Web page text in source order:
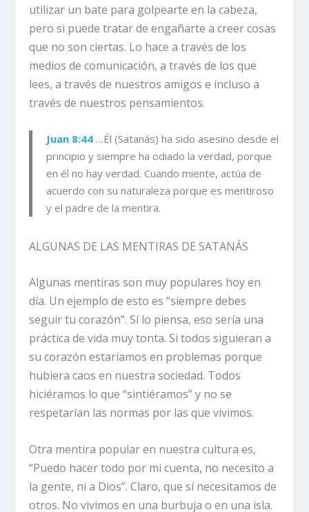
utilizar un bate para golpearte en la cabeza,
pero si puede tratar de engañarte a creer cosas
que no son ciertas. Lo hace a través de los
medios de comunicación, a través de los que
lees, a través de nuestros amigos e incluso a
través de nuestros pensamientos.
Juan 8:44 …Él (Satanás) ha sido asesino desde el
principio y siempre ha odiado la verdad, porque
en él no hay verdad. Cuando miente, actúa de
acuerdo con su naturaleza porque es mentiroso
y el padre de la mentira.
ALGUNAS DE LAS MENTIRAS DE SATANÁS
Algunas mentiras son muy populares hoy en
día. Un ejemplo de esto es “siempre debes
seguir tu corazón”. Sí lo piensa, eso sería una
práctica de vida muy tonta. Si todos siguieran a
su corazón estaríamos en problemas porque
hubiera caos en nuestra sociedad. Todos
hiciéramos lo que “sintiéramos” y no se
respetarían las normas por las que vivimos.
Otra mentira popular en nuestra cultura es,
“Puedo hacer todo por mi cuenta, no necesito a
la gente, ni a Dios”. Claro, que sí necesitamos de
otros. No vivimos en una burbuja o en una isla.